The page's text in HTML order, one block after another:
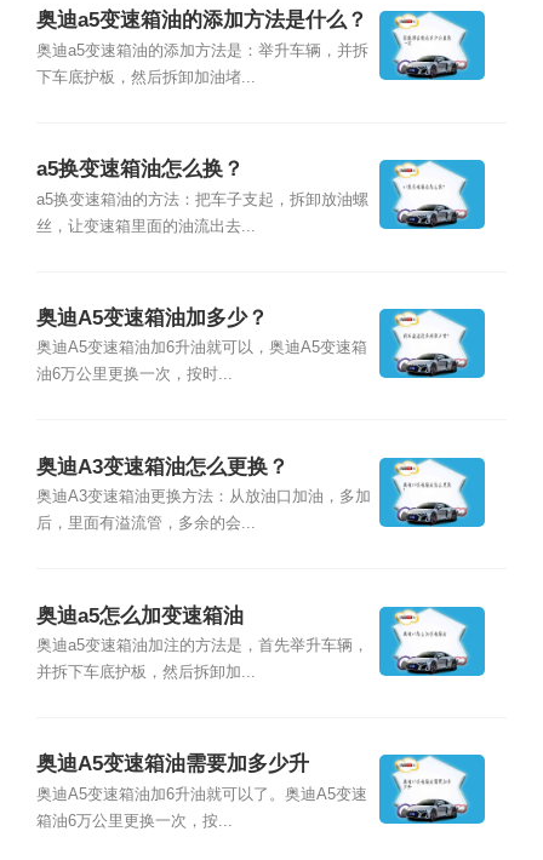
奥迪a5变速箱油的添加方法是什么？
奥迪a5变速箱油的添加方法是：举升车辆，并拆
下车底护板，然后拆卸加油堵...
a5换变速箱油怎么换？
a5换变速箱油的方法：把车子支起，拆卸放油螺
丝，让变速箱里面的油流出去...
奥迪A5变速箱油加多少？
奥迪A5变速箱油加6升油就可以，奥迪A5变速箱
油6万公里更换一次，按时...
奥迪A3变速箱油怎么更换？
奥迪A3变速箱油更换方法：从放油口加油，多加
后，里面有溢流管，多余的会...
奥迪a5怎么加变速箱油
奥迪a5变速箱油加注的方法是，首先举升车辆，
并拆下车底护板，然后拆卸加...
奥迪A5变速箱油需要加多少升
奥迪A5变速箱油加6升油就可以了。奥迪A5变速
箱油6万公里更换一次，按...